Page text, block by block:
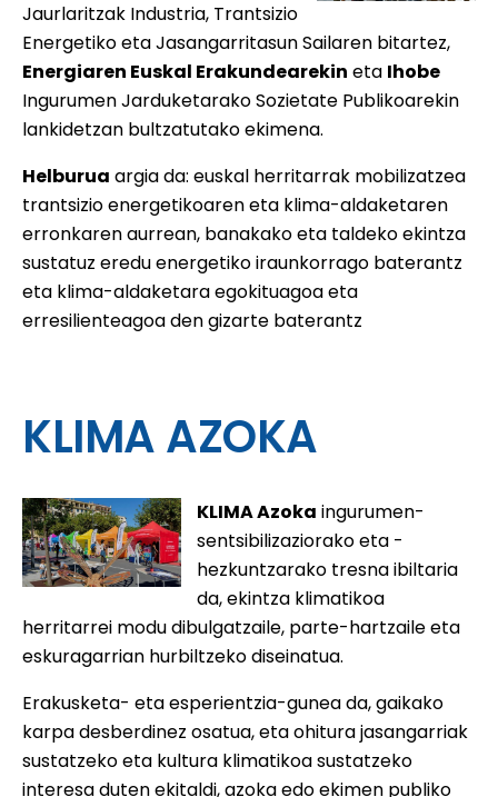
Jaurlaritzak Industria, Trantsizio
Energetiko eta Jasangarritasun Sailaren bitartez,
Energiaren Euskal Erakundearekin eta Ihobe
Ingurumen Jarduketarako Sozietate Publikoarekin
lankidetzan bultzatutako ekimena.
Helburua argia da: euskal herritarrak mobilizatzea
trantsizio energetikoaren eta klima-aldaketaren
erronkaren aurrean, banakako eta taldeko ekintza
sustatuz eredu energetiko iraunkorrago baterantz
eta klima-aldaketara egokituagoa eta
erresilienteagoa den gizarte baterantz
KLIMA AZOKA
KLIMA Azoka ingurumen-
sentsibilizaziorako eta -
hezkuntzarako tresna ibiltaria
da, ekintza klimatikoa
herritarrei modu dibulgatzaile, parte-hartzaile eta
eskuragarrian hurbiltzeko diseinatua.
Erakusketa- eta esperientzia-gunea da, gaikako
karpa desberdinez osatua, eta ohitura jasangarriak
sustatzeko eta kultura klimatikoa sustatzeko
interesa duten ekitaldi, azoka edo ekimen publiko